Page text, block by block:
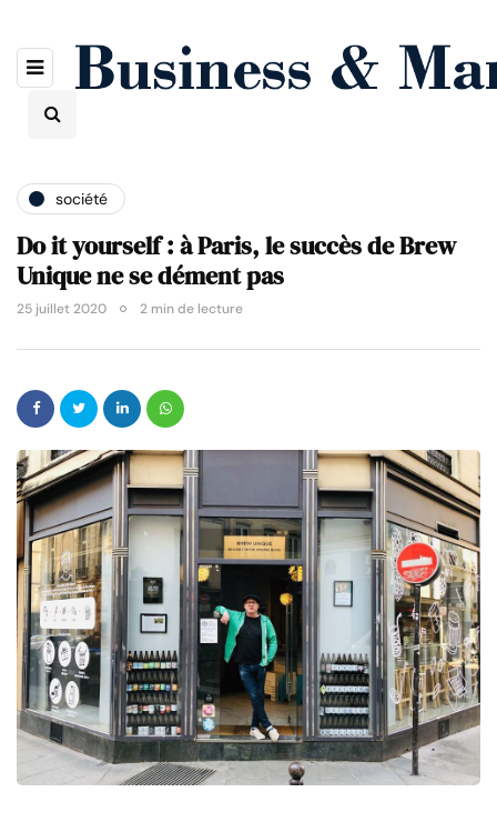
société
Do it yourself : à Paris, le succès de Brew
Unique ne se dément pas
25 juillet 2020 2 min de lecture